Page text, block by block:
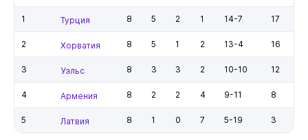
1 Турция 8 5 2 1 14-7 17
2 Хорватия 8 5 1 2 13-4 16
3 Уэльс 8 3 3 2 10-10 12
4 Армения 8 2 2 4 9-11 8
5 Латвия 8 1 0 7 5-19 3